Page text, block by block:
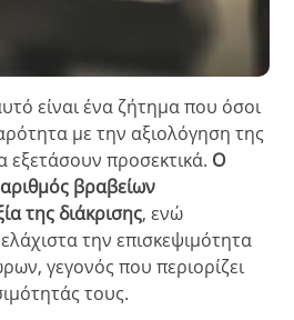
είναι ένα ζήτημα που όσοι
με την αξιολόγηση της
εξετάσουν προσεκτικά. Ο
βραβείων
της διάκρισης, ενώ
την επισκεψιμότητα
γεγονός που περιορίζει
τους.